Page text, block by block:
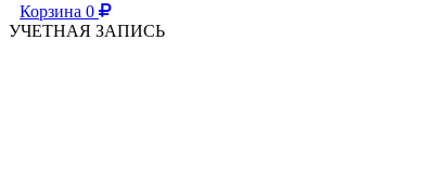
Корзина 0
УЧЕТНАЯ ЗАПИСЬ